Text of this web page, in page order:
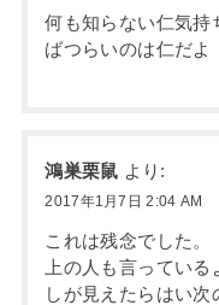
何も知らない仁気持
ばつらいのは仁だよ
鴻巣栗鼠 より:
2017年1月7日 2:04 AM
これは残念でした。
上の人も言ってい
しが見えたらはい